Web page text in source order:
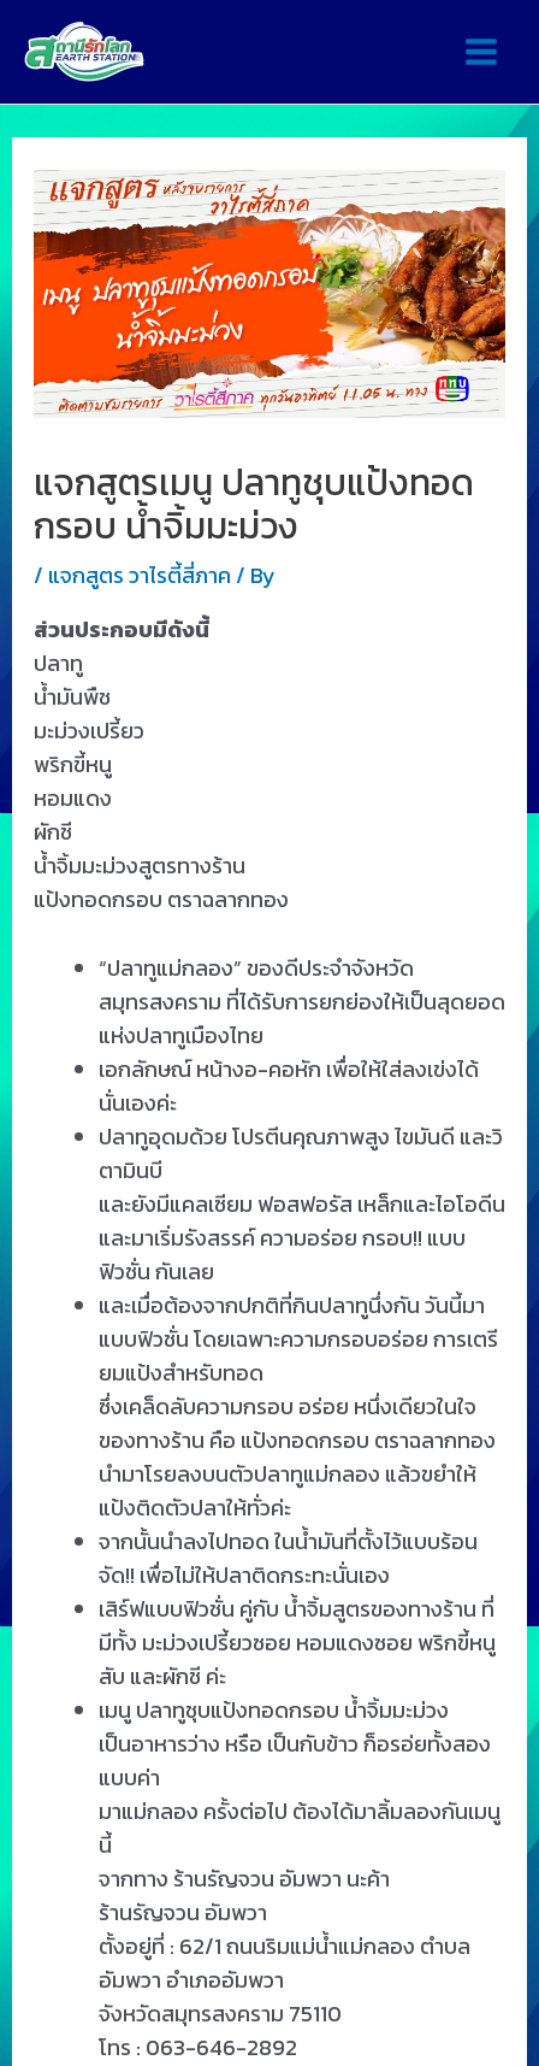
แจกสูตรเมนู ปลาทูชุบแป้งทอด
กรอบ น้ำจิ้มมะม่วง
/ แจกสูตร วาไรตี้สี่ภาค / By
ส่วนประกอบมีดังนี้
ปลาทู
น้ำมันพืช
มะม่วงเปรี้ยว
พริกขี้หนู
หอมแดง
ผักชี
น้ำจิ้มมะม่วงสูตรทางร้าน
แป้งทอดกรอบ ตราฉลากทอง
“ปลาทูแม่กลอง” ของดีประจำจังหวัด
สมุทรสงคราม ที่ได้รับการยกย่องให้เป็นสุดยอด
แห่งปลาทูเมืองไทย
เอกลักษณ์ หน้างอ-คอหัก เพื่อให้ใส่ลงเข่งได้
นั่นเองค่ะ
ปลาทูอุดมด้วย โปรตีนคุณภาพสูง ไขมันดี และวิ
ตามินบี
และยังมีแคลเซียม ฟอสฟอรัส เหล็กและไอโอดีน
และมาเริ่มรังสรรค์ ความอร่อย กรอบ!! แบบ
ฟิวชั่น กันเลย
และเมื่อต้องจากปกติที่กินปลาทูนึ่งกัน วันนี้มา
แบบฟิวชั่น โดยเฉพาะความกรอบอร่อย การเตรี
ยมแป้งสำหรับทอด
ซึ่งเคล็ดลับความกรอบ อร่อย หนึ่งเดียวในใจ
ของทางร้าน คือ แป้งทอดกรอบ ตราฉลากทอง
นำมาโรยลงบนตัวปลาทูแม่กลอง แล้วขยำให้
แป้งติดตัวปลาให้ทั่วค่ะ
จากนั้นนำลงไปทอด ในน้ำมันที่ตั้งไว้แบบร้อน
จัด!! เพื่อไม่ให้ปลาติดกระทะนั่นเอง
เสิร์ฟแบบฟิวชั่น คู่กับ น้ำจิ้มสูตรของทางร้าน ที่
มีทั้ง มะม่วงเปรี้ยวซอย หอมแดงซอย พริกขี้หนู
สับ และผักชี ค่ะ
เมนู ปลาทูชุบแป้งทอดกรอบ น้ำจิ้มมะม่วง
เป็นอาหารว่าง หรือ เป็นกับข้าว ก็อรอ่ยทั้งสอง
แบบค่า
มาแม่กลอง ครั้งต่อไป ต้องได้มาลิ้มลองกันเมนู
นี้
จากทาง ร้านรัญจวน อัมพวา นะค้า
ร้านรัญจวน อัมพวา
ตั้งอยู่ที่ : 62/1 ถนนริมแม่น้ำแม่กลอง ตำบล
อัมพวา อำเภออัมพวา
จังหวัดสมุทรสงคราม 75110
โทร : 063-646-2892